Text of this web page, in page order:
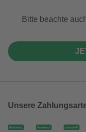
Bitte beachte
Unsere